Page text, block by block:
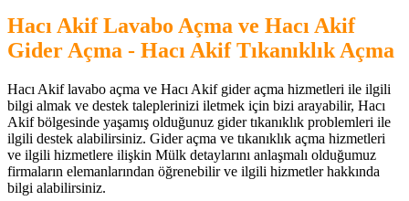
Hacı Akif Lavabo Açma ve Hacı Akif
Gider Açma - Hacı Akif Tıkanıklık Açma
Hacı Akif lavabo açma ve Hacı Akif gider açma hizmetleri ile ilgili
bilgi almak ve destek taleplerinizi iletmek için bizi arayabilir, Hacı
Akif bölgesinde yaşamış olduğunuz gider tıkanıklık problemleri ile
ilgili destek alabilirsiniz. Gider açma ve tıkanıklık açma hizmetleri
ve ilgili hizmetlere ilişkin Mülk detaylarını anlaşmalı olduğumuz
firmaların elemanlarından öğrenebilir ve ilgili hizmetler hakkında
bilgi alabilirsiniz.